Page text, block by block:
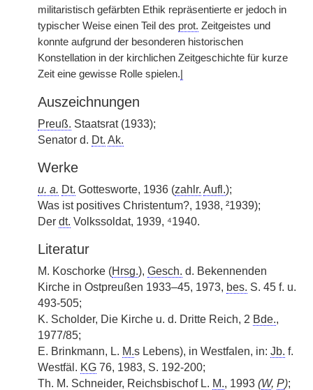
militaristisch gefärbten Ethik repräsentierte er jedoch in
typischer Weise einen Teil des prot. Zeitgeistes und
konnte aufgrund der besonderen historischen
Konstellation in der kirchlichen Zeitgeschichte für kurze
Zeit eine gewisse Rolle spielen.
Auszeichnungen
Preuß. Staatsrat (1933);
Senator d. Dt. Ak.
Werke
u. a. Dt. Gottesworte, 1936 (zahlr. Aufl.);
Was ist positives Christentum?, 1938, ²1939);
Der dt. Volkssoldat, 1939, ⁴1940.
Literatur
M. Koschorke (Hrsg.), Gesch. d. Bekennenden
Kirche in Ostpreußen 1933–45, 1973, bes. S. 45 f. u.
493-505;
K. Scholder, Die Kirche u. d. Dritte Reich, 2 Bde.,
1977/85;
E. Brinkmann, L. M.s Lebens), in Westfalen, in: Jb. f.
Westfäl. KG 76, 1983, S. 192-200;
Th. M. Schneider, Reichsbischof L. M., 1993 (W, P);